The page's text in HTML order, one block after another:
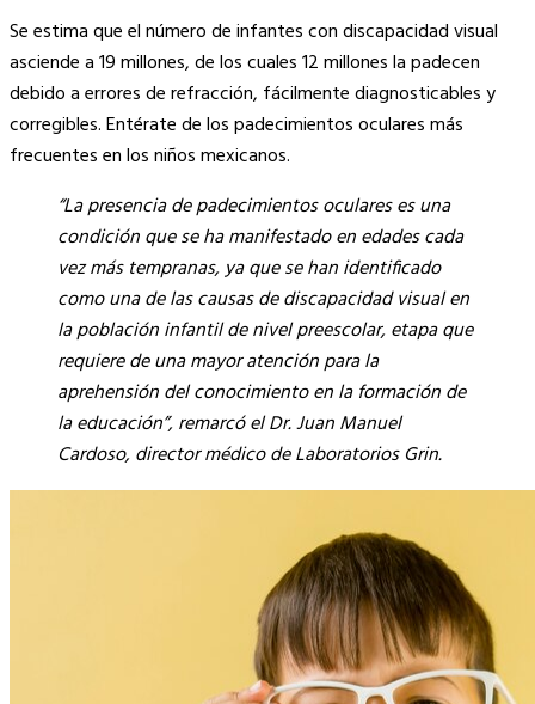
Copy
Link
Se estima que el número de infantes con discapacidad visual
asciende a 19 millones, de los cuales 12 millones la padecen
debido a errores de refracción, fácilmente diagnosticables y
corregibles. Entérate de los padecimientos oculares más
frecuentes en los niños mexicanos.
“La presencia de padecimientos oculares es una
condición que se ha manifestado en edades cada
vez más tempranas, ya que se han identificado
como una de las causas de discapacidad visual en
la población infantil de nivel preescolar, etapa que
requiere de una mayor atención para la
aprehensión del conocimiento en la formación de
la educación”, remarcó el Dr. Juan Manuel
Cardoso, director médico de Laboratorios Grin.